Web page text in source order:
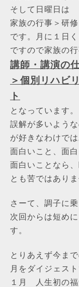
そして日曜日は
家族の行事＞研
です。月に１日
ですので家族の
講師・講演の
＞個別リハビ
ト
となっています。
誤解が多いよう
が好きなわけでは
面白いこと、面
面白いことなら
とも苦ではあり
さーて、調子に
次回からは短め
す。
とりあえず今ま
月をダイジェス
１月 人生初の福